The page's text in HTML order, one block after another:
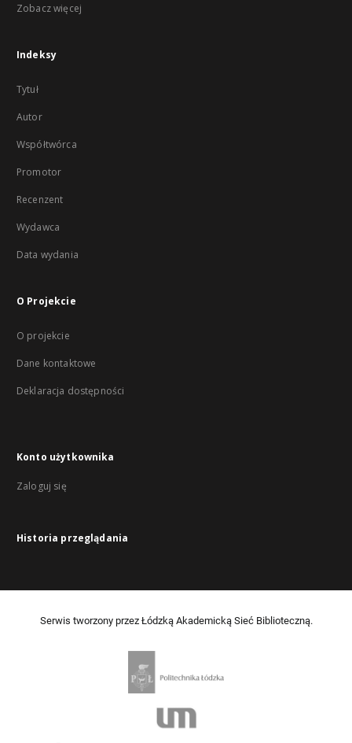
Zobacz więcej
Indeksy
Tytuł
Autor
Współtwórca
Promotor
Recenzent
Wydawca
Data wydania
O Projekcie
O projekcie
Dane kontaktowe
Deklaracja dostępności
Konto użytkownika
Zaloguj się
Historia przeglądania
Serwis tworzony przez Łódzką Akademicką Sieć Biblioteczną.